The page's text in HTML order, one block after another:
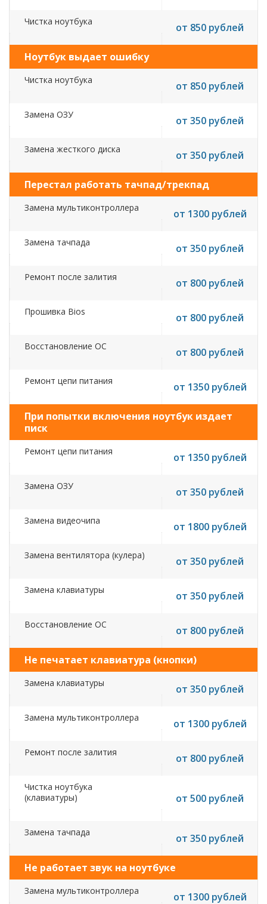
Чистка ноутбука от 850 рублей
Ноутбук выдает ошибку
Чистка ноутбука от 850 рублей
Замена ОЗУ от 350 рублей
Замена жесткого диска от 350 рублей
Перестал работать тачпад/трекпад
Замена мультиконтроллера от 1300 рублей
Замена тачпада от 350 рублей
Ремонт после залития от 800 рублей
Прошивка Bios от 800 рублей
Восстановление ОС от 800 рублей
Ремонт цепи питания от 1350 рублей
При попытки включения ноутбук издает
писк
Ремонт цепи питания от 1350 рублей
Замена ОЗУ от 350 рублей
Замена видеочипа от 1800 рублей
Замена вентилятора (кулера) от 350 рублей
Замена клавиатуры от 350 рублей
Восстановление ОС от 800 рублей
Не печатает клавиатура (кнопки)
Замена клавиатуры от 350 рублей
Замена мультиконтроллера от 1300 рублей
Ремонт после залития от 800 рублей
Чистка ноутбука
(клавиатуры)
от 500 рублей
Замена тачпада от 350 рублей
Не работает звук на ноутбуке
Замена мультиконтроллера от 1300 рублей